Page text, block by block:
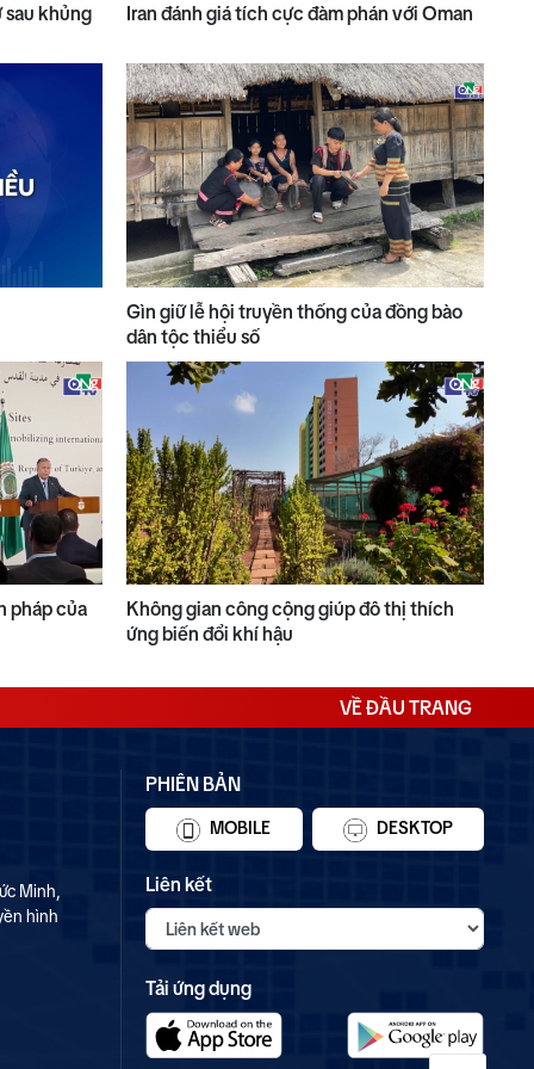
sau khủng Iran đánh giá tích cực đàm phán với Oman
Gìn giữ lễ hội truyền thống của đồng bào
dân tộc thiểu số
pháp của
Không gian công cộng giúp đô thị thích
ứng biến đổi khí hậu
VỀ ĐẦU TRANG
Minh,
hình
PHIÊN BẢN
MOBILE DESKTOP
Liên kết
Tải ứng dụng